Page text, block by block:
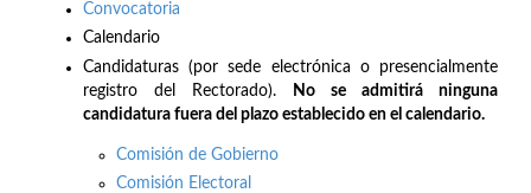
Convocatoria
Calendario
Candidaturas (por sede electrónica o presencialmente
registro del Rectorado).
No se admitirá ninguna
candidatura fuera del plazo establecido en el calendario.
Comisión de Gobierno
Comisión Electoral